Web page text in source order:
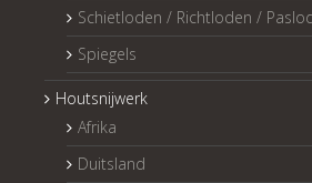
Schietloden / Richtloden /
Spiegels
Houtsnijwerk
Afrika
Duitsland